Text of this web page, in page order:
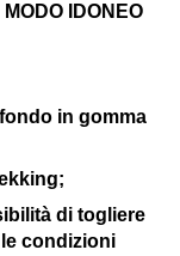
IDONEO
in gomma
di togliere
condizioni